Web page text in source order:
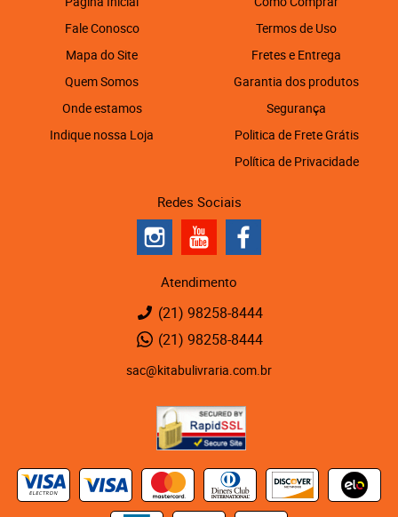
Fale Conosco
Mapa do Site
Quem Somos
Onde estamos
Indique nossa Loja
Termos de Uso
Fretes e Entrega
Garantia dos produtos
Segurança
Politica de Frete Grátis
Política de Privacidade
Redes Sociais
Atendimento
(21) 98258-8444
(21) 98258-8444
sac@kitabulivraria.com.br